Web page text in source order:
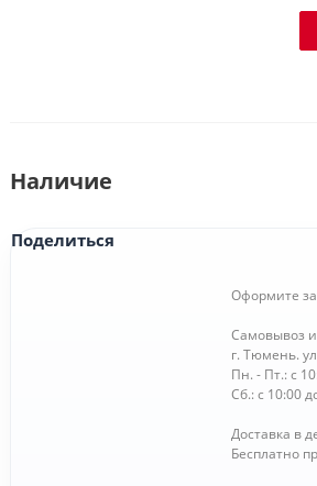
Наличие
Поделиться
Оформите
Самовывоз
г. Тюмень.
Пн. - Пт.: с
Сб.: с 10:00
Доставка в
Бесплатно